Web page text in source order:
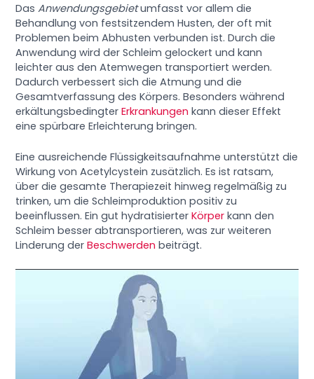
DasAnwendungsgebietumfasst vor allem die
Behandlung von festsitzendem Husten, der oft mit
Problemen beim Abhusten verbunden ist. Durch die
Anwendung wird der Schleim gelockert und kann
leichter aus den Atemwegen transportiert werden.
Dadurch verbessert sich die Atmung und die
Gesamtverfassung des Körpers. Besonders während
erkältungsbedingterErkrankungen kann dieser Effekt
eine spürbare Erleichterung bringen.
Eine ausreichende Flüssigkeitsaufnahme unterstützt die
Wirkung von Acetylcystein zusätzlich. Es ist ratsam,
über die gesamte Therapiezeit hinweg regelmäßig zu
trinken, um die Schleimproduktion positiv zu
beeinflussen. Ein gut hydratisierterKörper kann den
Schleim besser abtransportieren, was zur weiteren
Linderung derBeschwerden beiträgt.